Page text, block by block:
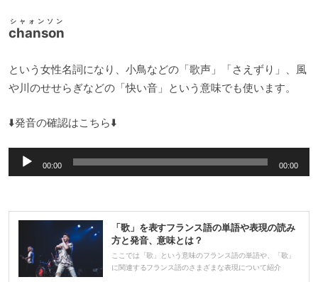
chanson
シャォンソン
という女性名詞になり、小鳥などの「歌声」「さえずり」、風
や川のせせらぎなどの「快い音」という意味でも使います。
⬇️発音の確認はこちら⬇️
声
レ
ー
00:00 00:00
「歌」を表すフランス語の単語や表現の読み
方と発音、意味とは？
ここでは「歌」という意味のフランス語の単語や、「歌」
に関連するフランス語のさまざまな表現について紹介